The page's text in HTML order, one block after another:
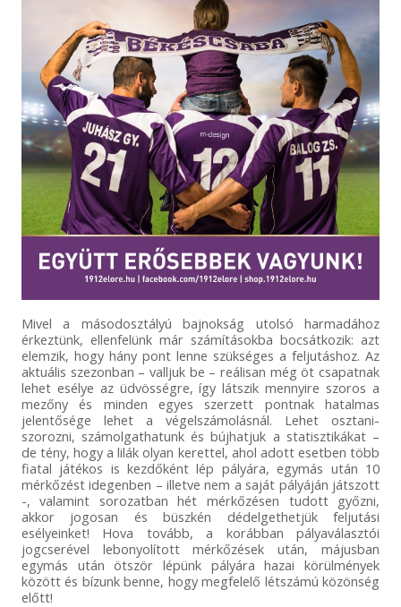
Mivel a másodosztályú bajnokság utolsó harmadához
érkeztünk, ellenfelünk már számításokba bocsátkozik: azt
elemzik, hogy hány pont lenne szükséges a feljutáshoz. Az
aktuális szezonban – valljuk be – reálisan még öt csapatnak
lehet esélye az üdvösségre, így látszik mennyire szoros a
mezőny és minden egyes szerzett pontnak hatalmas
jelentősége lehet a végelszámolásnál. Lehet osztani-
szorozni, számolgathatunk és bújhatjuk a statisztikákat –
de tény, hogy a lilák olyan kerettel, ahol adott esetben több
fiatal játékos is kezdőként lép pályára, egymás után 10
mérkőzést idegenben – illetve nem a saját pályáján játszott
-, valamint sorozatban hét mérkőzésen tudott győzni,
akkor jogosan és büszkén dédelgethetjük feljutási
esélyeinket! Hova tovább, a korábban pályaválasztói
jogcserével lebonyolított mérkőzések után, májusban
egymás után ötször lépünk pályára hazai körülmények
között és bízunk benne, hogy megfelelő létszámú közönség
előtt!